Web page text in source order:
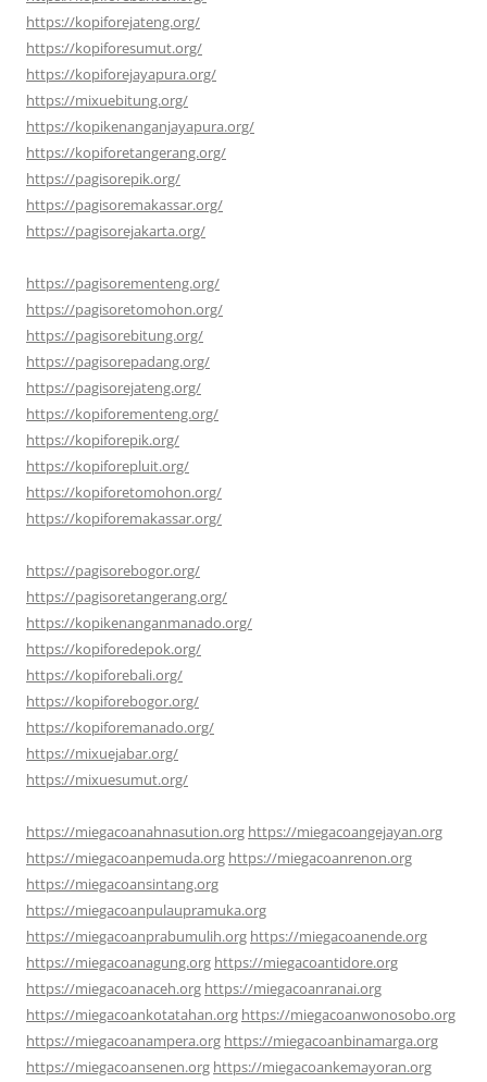
https://kopiforejateng.org/
https://kopiforesumut.org/
https://kopiforejayapura.org/
https://mixuebitung.org/
https://kopikenanganjayapura.org/
https://kopiforetangerang.org/
https://pagisorepik.org/
https://pagisoremakassar.org/
https://pagisorejakarta.org/
https://pagisorementeng.org/
https://pagisoretomohon.org/
https://pagisorebitung.org/
https://pagisorepadang.org/
https://pagisorejateng.org/
https://kopiforementeng.org/
https://kopiforepik.org/
https://kopiforepluit.org/
https://kopiforetomohon.org/
https://kopiforemakassar.org/
https://pagisorebogor.org/
https://pagisoretangerang.org/
https://kopikenanganmanado.org/
https://kopiforedepok.org/
https://kopiforebali.org/
https://kopiforebogor.org/
https://kopiforemanado.org/
https://mixuejabar.org/
https://mixuesumut.org/
https://miegacoanahnasution.org https://miegacoangejayan.org
https://miegacoanpemuda.org https://miegacoanrenon.org
https://miegacoansintang.org
https://miegacoanpulaupramuka.org
https://miegacoanprabumulih.org https://miegacoanende.org
https://miegacoanagung.org https://miegacoantidore.org
https://miegacoanaceh.org https://miegacoanranai.org
https://miegacoankotatahan.org https://miegacoanwonosobo.org
https://miegacoanampera.org https://miegacoanbinamarga.org
https://miegacoansenen.org https://miegacoankemayoran.org